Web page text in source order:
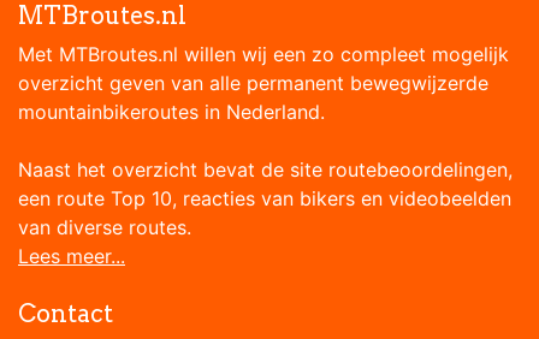
MTBroutes.nl
Met MTBroutes.nl willen wij een zo compleet mogelijk
overzicht geven van alle permanent bewegwijzerde
mountainbikeroutes in Nederland.
Naast het overzicht bevat de site routebeoordelingen,
een route Top 10, reacties van bikers en videobeelden
van diverse routes.
Lees meer...
Contact